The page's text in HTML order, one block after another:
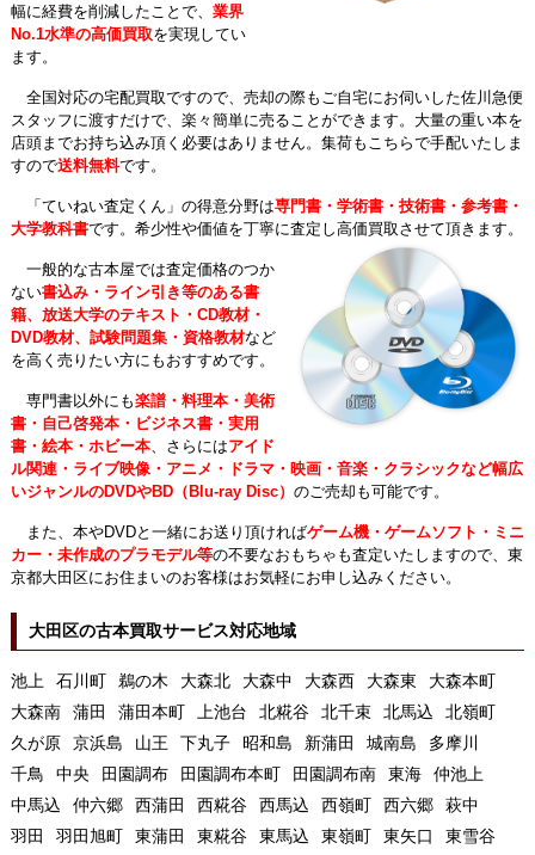
幅に経費を削減したことで、 業界
No.1水準の高価買取を実現してい
ます。
全国対応の宅配買取ですので、売却の際もご自宅にお伺いした佐川急便
スタッフに渡すだけで、楽々簡単に売ることができます。大量の重い本を
店頭までお持ち込み頂く必要はありません。集荷もこちらで手配いたしま
すので送料無料です。
「ていねい査定くん」の得意分野は専門書・学術書・技術書・参考書・
大学教科書です。希少性や価値を丁寧に査定し高価買取させて頂きます。
一般的な古本屋では査定価格のつか
ない書込み・ライン引き等のある書
籍、放送大学のテキスト・CD教材・
DVD教材、試験問題集・資格教材など
を高く売りたい方にもおすすめです。
専門書以外にも楽譜・料理本・美術
書・自己啓発本・ビジネス書・実用
書・絵本・ホビー本、さらにはアイド
ル関連・ライブ映像・アニメ・ドラマ・映画・音楽・クラシックなど幅広
いジャンルのDVDやBD（Blu-ray Disc） のご売却も可能です。
また、本やDVDと一緒にお送り頂ければゲーム機・ゲームソフト・ミニ
カー・未作成のプラモデル等の不要なおもちゃも査定いたしますので、東
京都大田区にお住まいのお客様はお気軽にお申し込みください。
大田区の古本買取サービス対応地域
池上 石川町 鵜の木 大森北 大森中 大森西 大森東
大森本町
大森南
蒲田 蒲田本町 上池台 北糀谷 北千束 北馬込
北嶺町
久が原
京浜島 山王 下丸子 昭和島 新蒲田 城南島
多摩川
千鳥
中央 田園調布 田園調布本町 田園調布南 東海
仲池上
中馬込
仲六郷 西蒲田 西糀谷 西馬込 西嶺町 西六郷
萩中
羽田
羽田旭町 東蒲田 東糀谷 東馬込 東嶺町 東矢口
東雪谷